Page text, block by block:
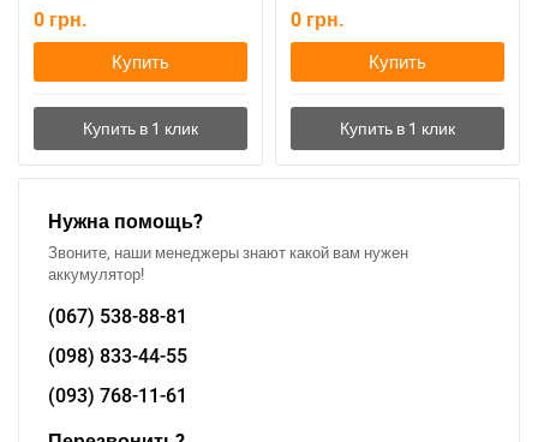
0 грн.
Купить
0 грн.
Купить
Нужна помощь?
Звоните, наши менеджеры знают какой вам нужен
аккумулятор!
(067) 538-88-81
(098) 833-44-55
(093) 768-11-61